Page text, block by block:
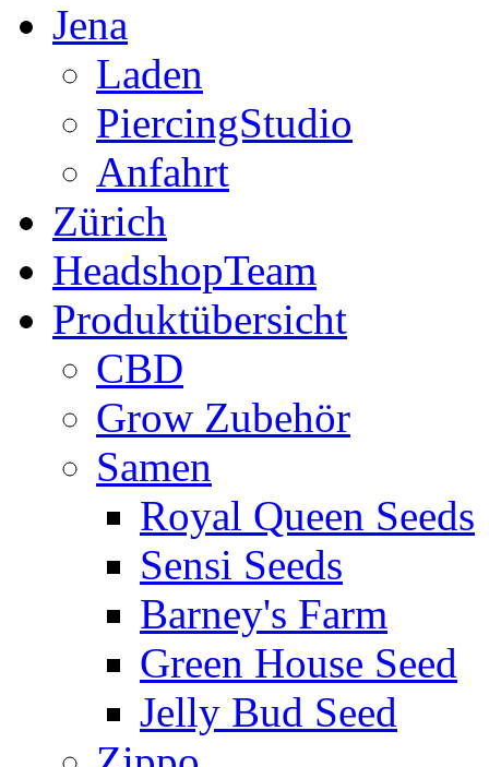
Jena
Laden
PiercingStudio
Anfahrt
Zürich
HeadshopTeam
Produktübersicht
CBD
Grow Zubehör
Samen
Royal Queen Seeds
Sensi Seeds
Barney's Farm
Green House Seed
Jelly Bud Seed